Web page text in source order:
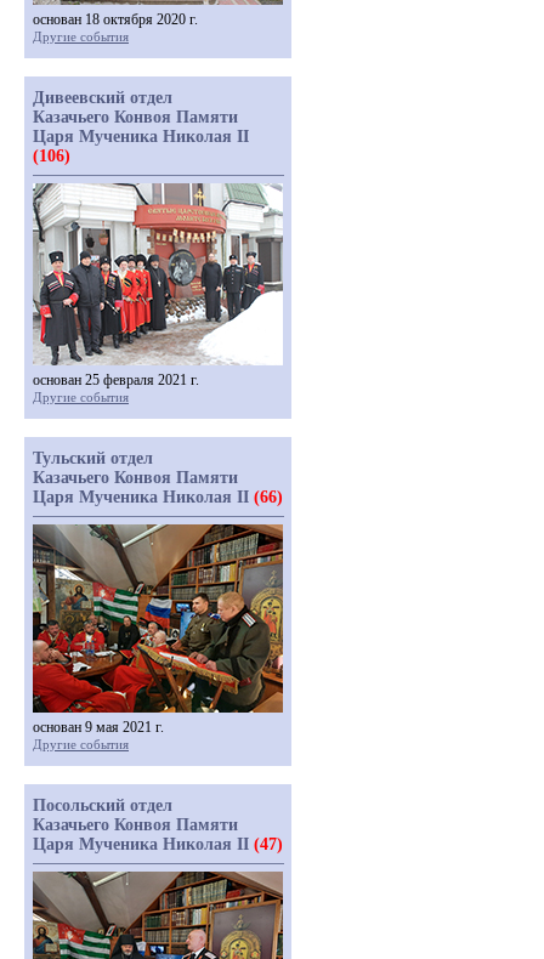
основан 18 октября 2020 г.
Другие события
Дивеевский отдел
Казачьего Конвоя Памяти
Царя Мученика Николая II
(106)
основан 25 февраля 2021 г.
Другие события
Тульский отдел
Казачьего Конвоя Памяти
Царя Мученика Николая II (66)
основан 9 мая 2021 г.
Другие события
Посольский отдел
Казачьего Конвоя Памяти
Царя Мученика Николая II (47)